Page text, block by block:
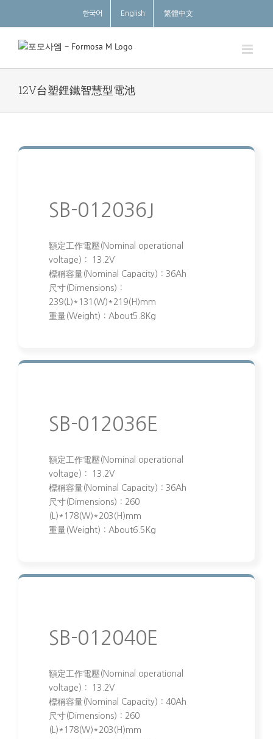
한국어 English 繁體中文
12V台塑鋰鐵智慧型電池
SB-012036J
額定工作電壓(Nominal operational
voltage)： 13.2V
標稱容量(Nominal Capacity)：36Ah
尺寸(Dimensions)：
239(L)*131(W)*219(H)mm
重量(Weight)：About5.8Kg
SB-012036E
額定工作電壓(Nominal operational
voltage)： 13.2V
標稱容量(Nominal Capacity)：36Ah
尺寸(Dimensions)：260
(L)*178(W)*203(H)mm
重量(Weight)：About6.5Kg
SB-012040E
額定工作電壓(Nominal operational
voltage)： 13.2V
標稱容量(Nominal Capacity)：40Ah
尺寸(Dimensions)：260
(L)*178(W)*203(H)mm